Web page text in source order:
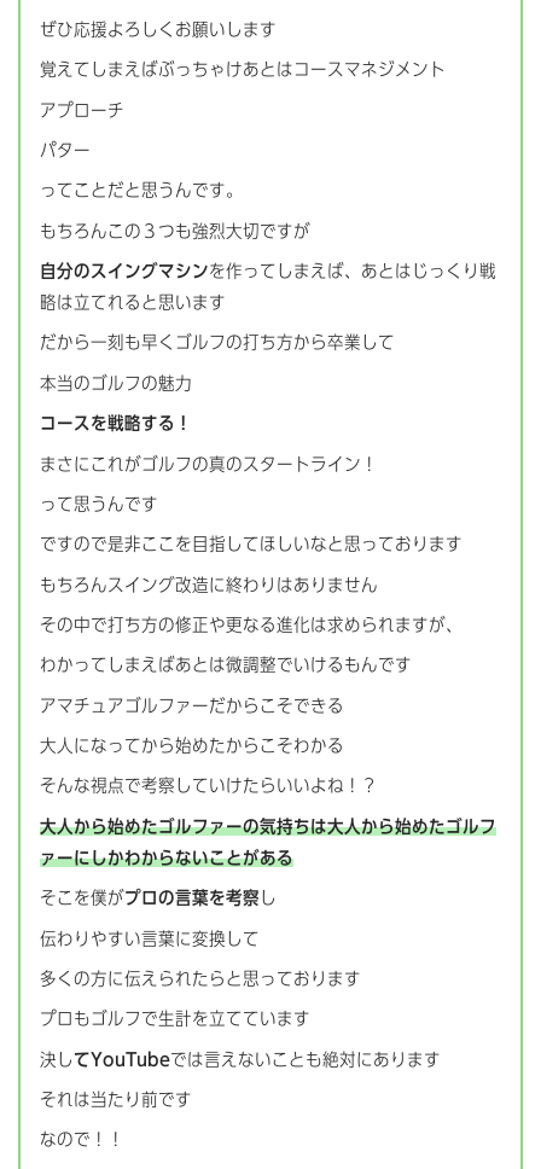
ぜひ応援よろしくお願いします
覚えてしまえばぶっちゃけあとはコースマネジメント
アプローチ
パター
ってことだと思うんです。
もちろんこの３つも強烈大切ですが
自分のスイングマシンを作ってしまえば、あとはじっくり戦
略は立てれると思います
だから一刻も早くゴルフの打ち方から卒業して
本当のゴルフの魅力
コースを戦略する！
まさにこれがゴルフの真のスタートライン！
って思うんです
ですので是非ここを目指してほしいなと思っております
もちろんスイング改造に終わりはありません
その中で打ち方の修正や更なる進化は求められますが、
わかってしまえばあとは微調整でいけるもんです
アマチュアゴルファーだからこそできる
大人になってから始めたからこそわかる
そんな視点で考察していけたらいいよね！？
大人から始めたゴルファーの気持ちは大人から始めたゴルフ
ァーにしかわからないことがある
そこを僕がプロの言葉を考察 し
伝わりやすい言葉に変換して
多くの方に伝えられたらと思っております
プロもゴルフで生計を立てています
決し てYouTubeでは言えないことも絶対にあります
それは当たり前です
なので！！